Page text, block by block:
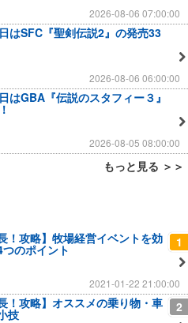
2026-08-06 07:00:00
はSFC『聖剣伝説2』の発売33
2026-08-06 06:00:00
はGBA『伝説のスタフィー３』
2026-08-05 08:00:00
もっと見る ＞＞
1
！攻略】牧場経営イベントを効
のポイント
2021-01-22 21:00:00
2
！攻略】オススメの乗り物・車
技